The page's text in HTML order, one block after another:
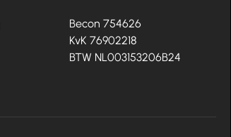
Becon 754626
KvK 76902218
BTW NL003153206B24